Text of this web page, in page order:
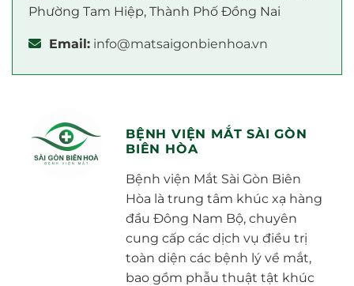
Phường Tam Hiệp, Thành Phố Đồng Nai
Email: info@matsaigonbienhoa.vn
BỆNH VIỆN MẮT SÀI GÒN
BIÊN HÒA
Bệnh viện Mắt Sài Gòn Biên
Hòa là trung tâm khúc xạ hàng
đầu Đông Nam Bộ, chuyên
cung cấp các dịch vụ điều trị
toàn diện các bệnh lý về mắt,
bao gồm phẫu thuật tật khúc